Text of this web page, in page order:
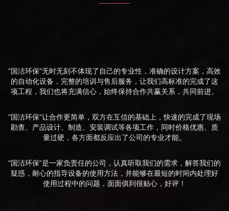
"国洁环保"无时无刻不体现了自己的专业性，准确的设计方案，高效
的自动化设备，完整的培训与售后服务，让我们高标准的完成了这
项工程，我们也将充满信心，始终保持合作共赢关系，共同前进。
"国洁环保"让合作更简单，双方在互信的基础上，快速的完成了现场
勘查、产品设计、制造、安装调试等各项工作，同时价格优惠、质
量过硬，各方面都反应出了公司的专业才能。
"国洁环保"是一家负责任的公司，认真听取我们的需求，解答我们的
疑惑，耐心的指导设备的使用方法，并能够在最短的时间内处理好
使用过程中的问题，面面俱到很贴心，好评！